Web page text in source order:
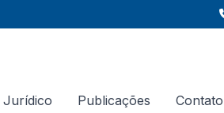
Jurídico Publicações Contato